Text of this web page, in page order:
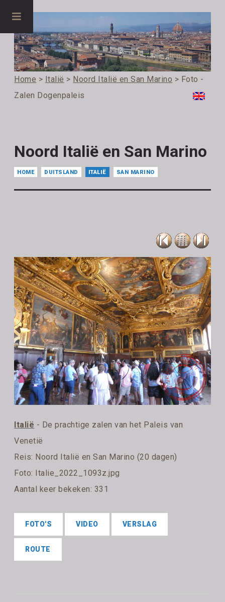
Home > Italië > Noord Italië en San Marino > Foto -
Zalen Dogenpaleis
Noord Italië en San Marino
HOME DUITSLAND ITALIË SAN MARINO
Italië - De prachtige zalen van het Paleis van
Venetië
Reis: Noord Italië en San Marino (20 dagen)
Foto: Italie_2022_1093z.jpg
Aantal keer bekeken: 331
FOTO'S VIDEO VERSLAG
ROUTE